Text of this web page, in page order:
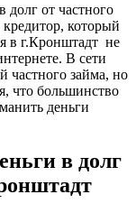
долг от частного
который
в г.Кронштадт не
В сети
частного займа, но
что большинство
деньги
в долг